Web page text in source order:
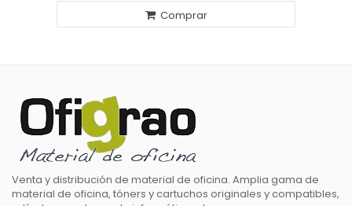
Comprar
Venta y distribución de material de oficina. Amplia gama de
material de oficina, tóners y cartuchos originales y compatibles,